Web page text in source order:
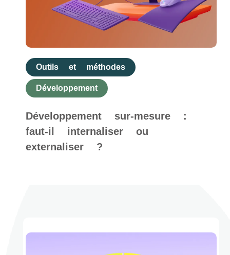
Outils et méthodes
Développement
Développement sur-mesure :
faut-il internaliser ou
externaliser ?